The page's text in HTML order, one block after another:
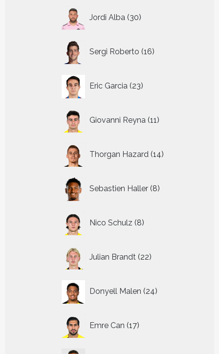
Jordi Alba 30
producten
Sergi Roberto 16
producten
Eric Garcia 23
producten
Giovanni Reyna 11
producten
Thorgan Hazard 14
producten
Sebastien Haller 8
producten
Nico Schulz 8
producten
Julian Brandt 22
producten
Donyell Malen 24
producten
Emre Can 17
producten